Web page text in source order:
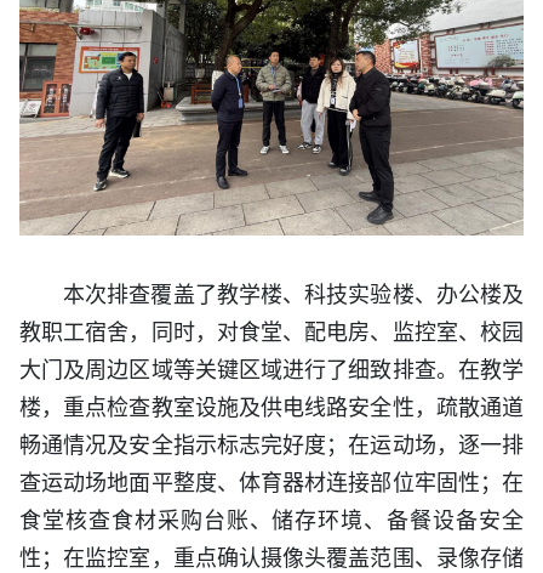
本次排查覆盖了教学楼、科技实验楼、办公楼及
教职工宿舍，同时，对食堂、配电房、监控室、校园
大门及周边区域等关键区域进行了细致排查。在教学
楼，重点检查教室设施及供电线路安全性，疏散通道
畅通情况及安全指示标志完好度；在运动场，逐一排
查运动场地面平整度、体育器材连接部位牢固性；在
食堂核查食材采购台账、储存环境、备餐设备安全
性；在监控室，重点确认摄像头覆盖范围、录像存储